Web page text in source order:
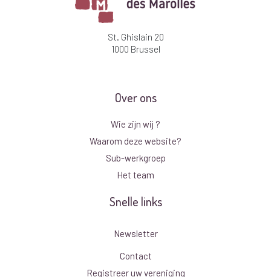
St. Ghislain 20
1000 Brussel
Over ons
Wie zijn wij ?
Waarom deze website?
Sub-werkgroep
Het team
Snelle links
Newsletter
Contact
Registreer uw vereniging